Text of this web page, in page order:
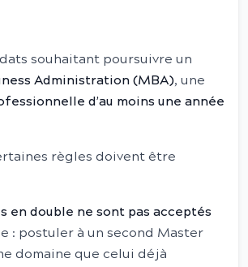
souhaitant poursuivre un
Administration (MBA), une
d’au moins une année
règles doivent être
en double ne sont pas acceptés
: postuler à un second Master
domaine que celui déjà